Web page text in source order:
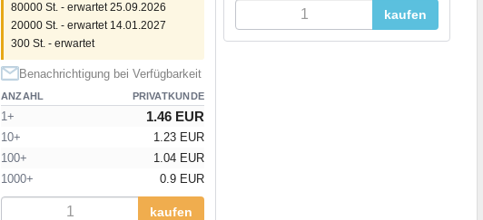
80000 St. - erwartet 25.09.2026
20000 St. - erwartet 14.01.2027
300 St. - erwartet
Benachrichtigung bei Verfügbarkeit
ANZAHL PRIVATKUNDE
1+ 1.46 EUR
10+
1.23 EUR
100+
1.04 EUR
1000+
0.9 EUR
kaufen
kaufen